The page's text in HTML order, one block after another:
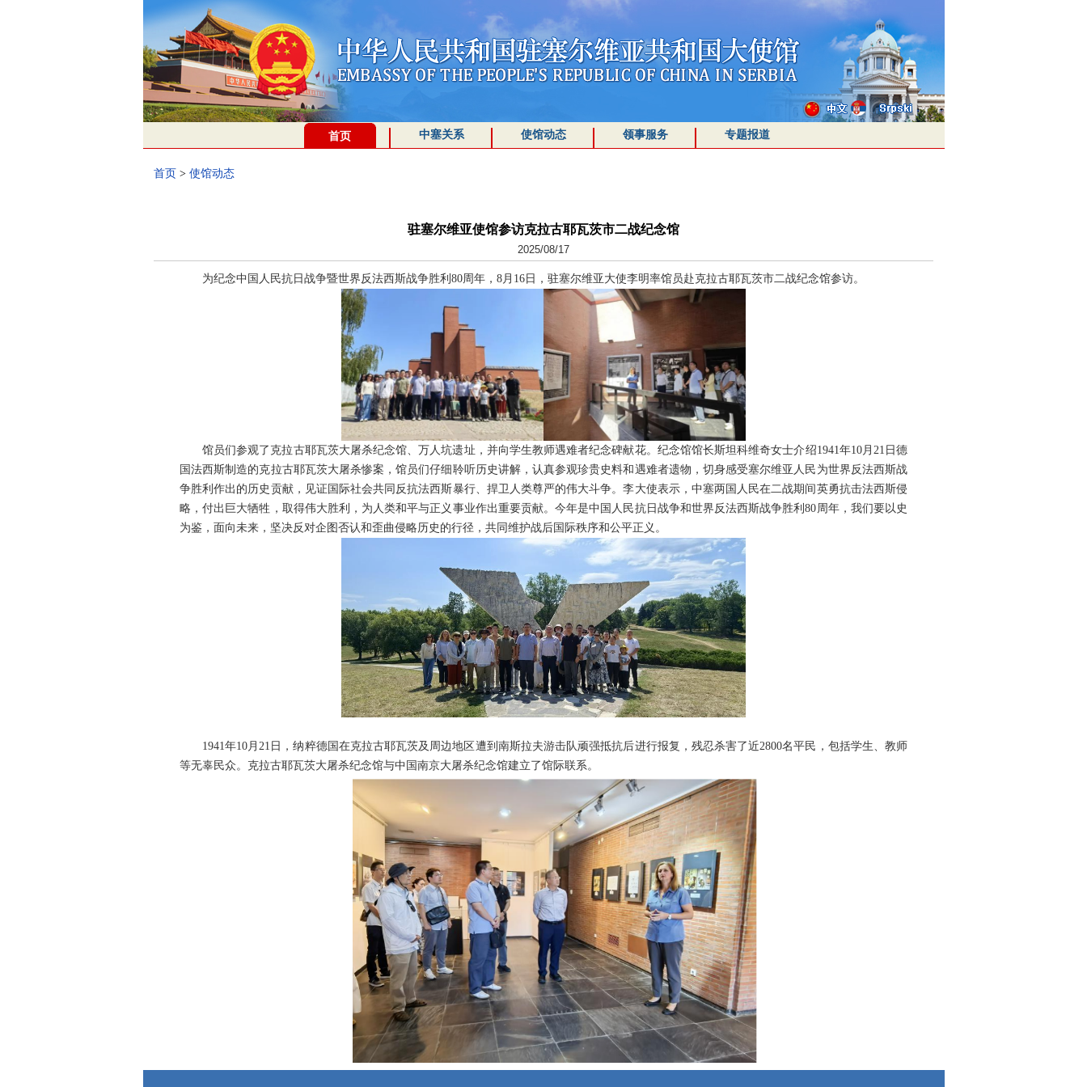
首页 中塞关系 使馆动态 领事服务 专题报道
首页 > 使馆动态
驻塞尔维亚使馆参访克拉古耶瓦茨市二战纪念馆
2025/08/17
为纪念中国人民抗日战争暨世界反法西斯战争胜利80周年，8月16日，驻塞尔维亚大使李明率馆员赴克拉古耶瓦茨市二战纪念馆参访。
馆员们参观了克拉古耶瓦茨大屠杀纪念馆、万人坑遗址，并向学生教师遇难者纪念碑献花。纪念馆馆长斯坦科维奇女士介绍1941年10月21日德
国法西斯制造的克拉古耶瓦茨大屠杀惨案，馆员们仔细聆听历史讲解，认真参观珍贵史料和遇难者遗物，切身感受塞尔维亚人民为世界反法西斯战
争胜利作出的历史贡献，见证国际社会共同反抗法西斯暴行、捍卫人类尊严的伟大斗争。李大使表示，中塞两国人民在二战期间英勇抗击法西斯侵
略，付出巨大牺牲，取得伟大胜利，为人类和平与正义事业作出重要贡献。今年是中国人民抗日战争和世界反法西斯战争胜利80周年，我们要以史
为鉴，面向未来，坚决反对企图否认和歪曲侵略历史的行径，共同维护战后国际秩序和公平正义。
1941年10月21日，纳粹德国在克拉古耶瓦茨及周边地区遭到南斯拉夫游击队顽强抵抗后进行报复，残忍杀害了近2800名平民，包括学生、教师
等无辜民众。克拉古耶瓦茨大屠杀纪念馆与中国南京大屠杀纪念馆建立了馆际联系。